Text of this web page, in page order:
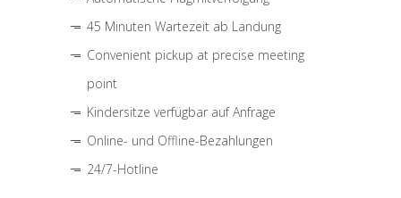
45 Minuten Wartezeit ab Landung
Convenient pickup at precise meeting
point
Kindersitze verfügbar auf Anfrage
Online- und Offline-Bezahlungen
24/7-Hotline